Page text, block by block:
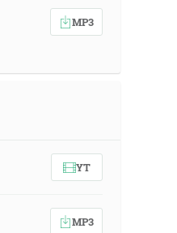
MP3
YT
MP3